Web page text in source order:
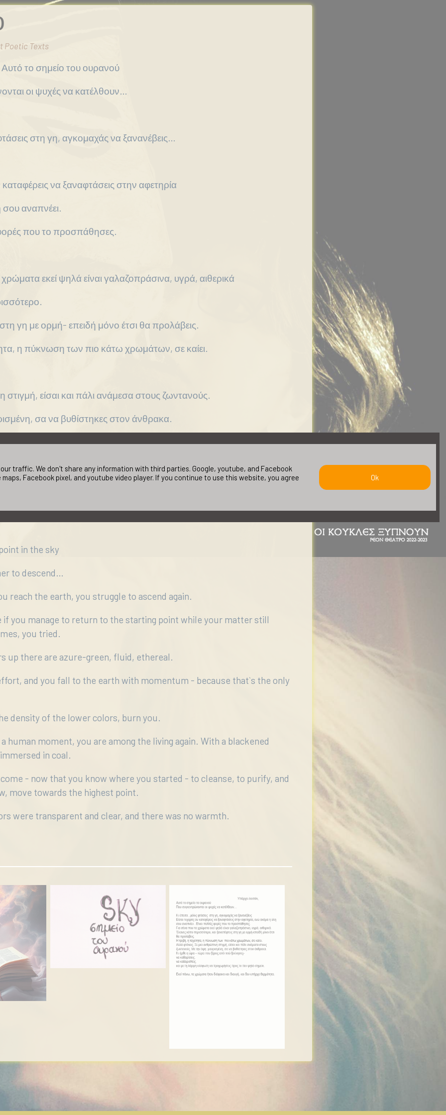
Poetic Texts
το σημείο του ουρανού
οι ψυχές να κατέλθουν…
στη γη, αγκομαχάς να ξανανέβεις…
καταφέρεις να ξαναφτάσεις στην αφετηρία
αναπνέει.
που το προσπάθησες.
εκεί ψηλά είναι γαλαζοπράσινα, υγρά, αιθερικά
γη με ορμή- επειδή μόνο έτσι θα προλάβεις.
η πύκνωση των πιο κάτω χρωμάτων, σε καίει.
στιγμή, είσαι και πάλι ανάμεσα στους ζωντανούς.
σα να βυθίστηκες στον άνθρακα.
που ξέρεις από πού ξεκίνησες- να καθαρίσεις, να καθαριστείς, με
in the sky
to descend…
reach the earth, you struggle to ascend again.
if you manage to return to the starting point while your matter still
you tried.
up there are azure-green, fluid, ethereal.
and you fall to the earth with momentum - because that`s the only
density of the lower colors, burn you.
human moment, you are among the living again. With a blackened
in coal.
- now that you know where you started - to cleanse, to purify, and
move towards the highest point.
were transparent and clear, and there was no warmth.
traffic. We don't share any information with third parties. Google, youtube, and Facebook
Facebook pixel, and youtube video player. If you continue to use this website, you agree
Ok